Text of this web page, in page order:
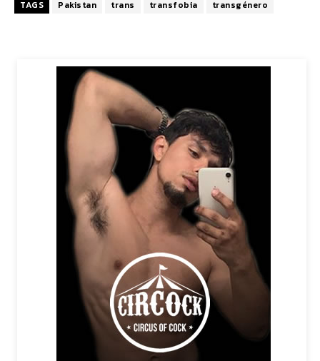
TAGS Pakistan trans transfobia transgénero